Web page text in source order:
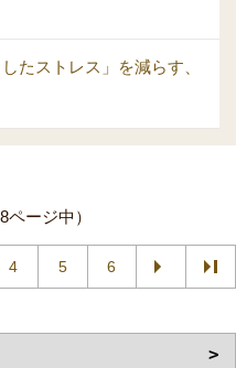
たストレス」を減らす、
ージ中）
4 5 6